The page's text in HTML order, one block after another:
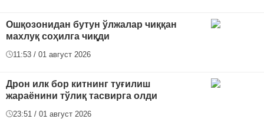
Ошқозонидан бутун ўлжалар чиққан
махлуқ соҳилга чиқди
11:53 / 01 август 2026
Дрон илк бор китнинг туғилиш
жараёнини тўлиқ тасвирга олди
23:51 / 01 август 2026